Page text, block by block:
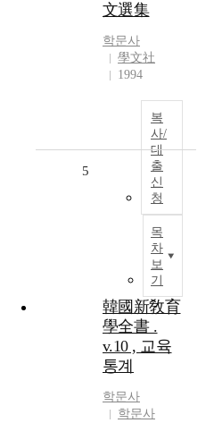
文選集
학문사
學文社
1994
복
사/
대
출
신
청
목
차
보
기
5
韓國新敎育
學全書 .
v.10 , 교육
통계
학문사
학문사